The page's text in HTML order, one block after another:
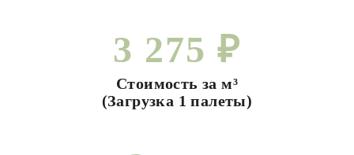
3 275 ₽
Стоимость за м³
(Загрузка 1 палеты)